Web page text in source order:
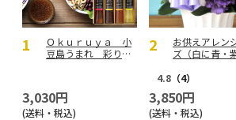
Ｏｋｕｒｕｙａ 小
豆島うまれ 彩りド
3,030円
(送料・税込)
お供えアレン
ズ（白に青・
4.8 （4）
3,850円
(送料・税込)